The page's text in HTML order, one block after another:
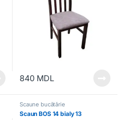
840 MDL
Scaune bucătărie
Scaun BOS 14 bialy 13